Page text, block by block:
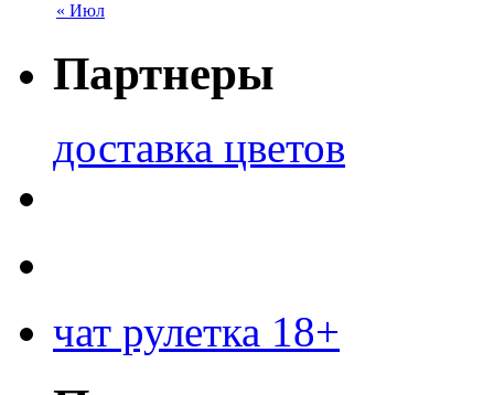
« Июл
Партнеры
доставка цветов
чат рулетка 18+